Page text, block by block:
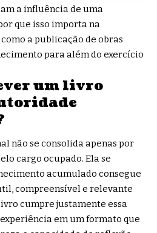
a influência de uma
que isso importa na
a publicação de obras
para além do exercício
um livro
não se consolida apenas por
cargo ocupado. Ela se
acumulado consegue
compreensível e relevante
cumpre justamente essa
em um formato que